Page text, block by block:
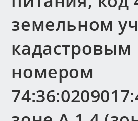
земельном
кадастровым
номером